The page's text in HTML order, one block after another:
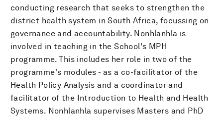
conducting research that seeks to strengthen the
district health system in South Africa, focussing on
governance and accountability. Nonhlanhla is
involved in teaching in the School's MPH
programme. This includes her role in two of the
programme's modules - as a co-facilitator of the
Health Policy Analysis and a coordinator and
facilitator of the Introduction to Health and Health
Systems. Nonhlanhla supervises Masters and PhD